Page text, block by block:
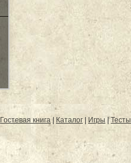
Гостевая книга| Каталог Игры |Тесты